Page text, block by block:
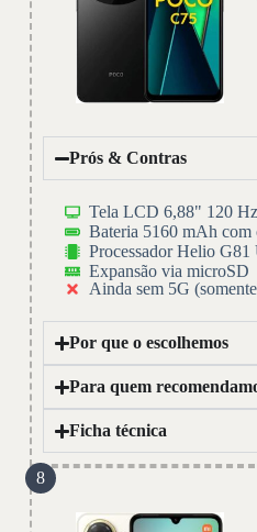
Prós & Contras
Tela LCD 6,88" 120 Hz
Bateria 5160 mAh com
Processador Helio
Expansão via microSD
Ainda sem 5G
Por que o escolhemos
Para quem
Ficha técnica
8